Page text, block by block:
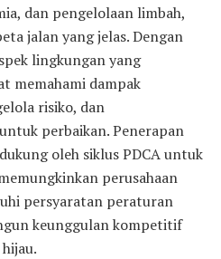
dan pengelolaan limbah,
jalan yang jelas. Dengan
lingkungan yang
memahami dampak
risiko, dan
perbaikan. Penerapan
oleh siklus PDCA untuk
perusahaan
persyaratan peraturan
keunggulan kompetitif